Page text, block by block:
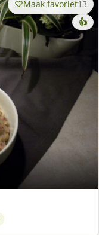
Maak favoriet13
👍